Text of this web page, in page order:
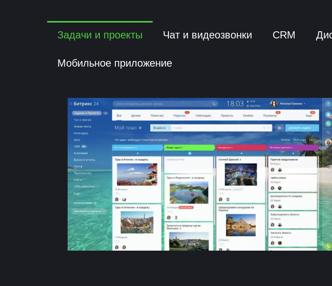
Задачи и проекты Чат и видеозвонки CRM
Мобильное приложение